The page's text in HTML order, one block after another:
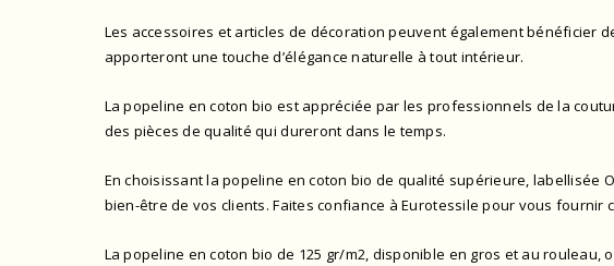
Les accessoires et articles de décoration peuvent également bénéficier
apporteront une touche d’élégance naturelle à tout intérieur.
La popeline en coton bio est appréciée par les professionnels de la
des pièces de qualité qui dureront dans le temps.
En choisissant la popeline en coton bio de qualité supérieure, labellisée
bien-être de vos clients. Faites confiance à Eurotessile pour vous
La popeline en coton bio de 125 gr/m2, disponible en gros et au